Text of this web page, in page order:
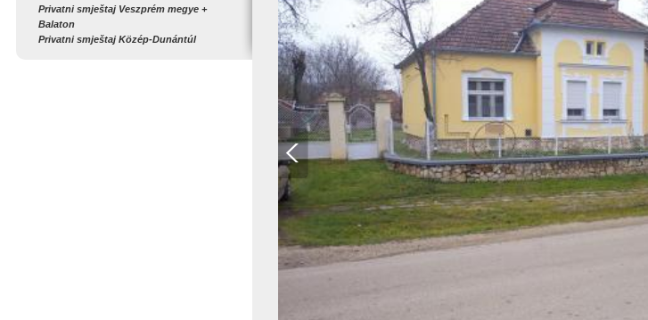
Privatni smještaj Veszprém megye +
Balaton
Privatni smještaj Közép-Dunántúl